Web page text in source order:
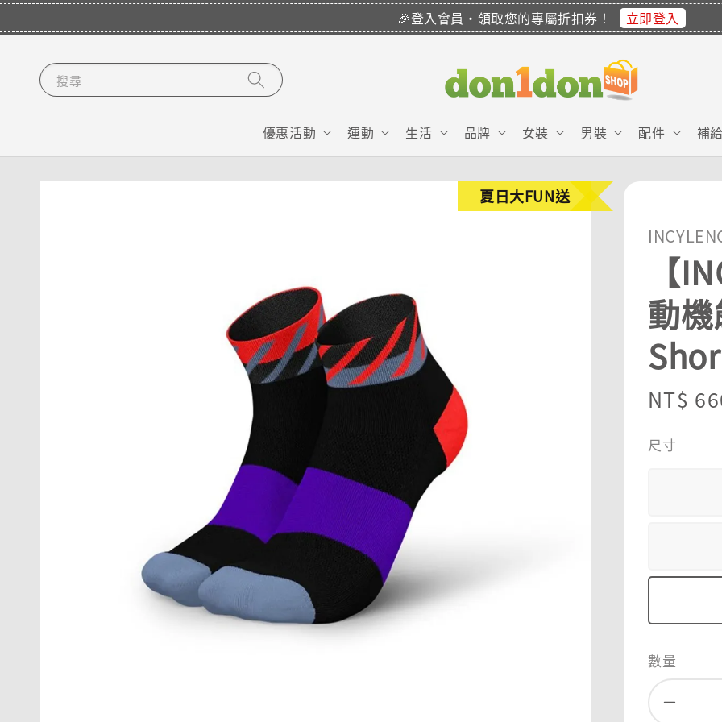
🎉登入會員・領取您的專屬折扣券！ 立即登入
搜尋
優惠活動 運動 生活 品牌 女裝 男裝 配件 補
夏日大FUN送
【
動
NT$
尺寸
數量